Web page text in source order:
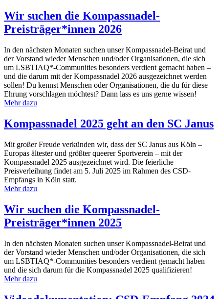
Wir suchen die Kompassnadel-
Preisträger*innen 2026
In den nächsten Monaten suchen unser Kompassnadel-Beirat und
der Vorstand wieder Menschen und/oder Organisationen, die sich
um LSBTIAQ*-Communities besonders verdient gemacht haben –
und die darum mit der Kompassnadel 2026 ausgezeichnet werden
sollen! Du kennst Menschen oder Organisationen, die du für diese
Ehrung vorschlagen möchtest? Dann lass es uns gerne wissen!
Mehr dazu
Kompassnadel 2025 geht an den SC Janus
Mit großer Freude verkünden wir, dass der SC Janus aus Köln –
Europas ältester und größter queerer Sportverein – mit der
Kompassnadel 2025 ausgezeichnet wird. Die feierliche
Preisverleihung findet am 5. Juli 2025 im Rahmen des CSD-
Empfangs in Köln statt.
Mehr dazu
Wir suchen die Kompassnadel-
Preisträger*innen 2025
In den nächsten Monaten suchen unser Kompassnadel-Beirat und
der Vorstand wieder Menschen und/oder Organisationen, die sich
um LSBTIAQ*-Communities besonders verdient gemacht haben –
und die sich darum für die Kompassnadel 2025 qualifizieren!
Mehr dazu